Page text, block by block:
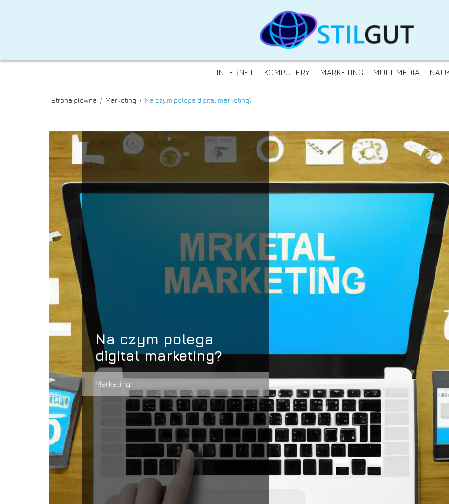
INTERNET KOMPUTERY MARKETING MULTIMEDIA
Strona główna / Marketing / Na czym polega digital marketing?
Na czym polega
digital marketing?
Marketing